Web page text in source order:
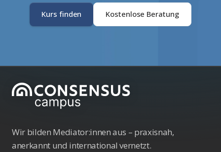
Kurs finden Kostenlose Beratung
Wir bilden Mediator:innen aus – praxisnah,
anerkannt und international vernetzt.